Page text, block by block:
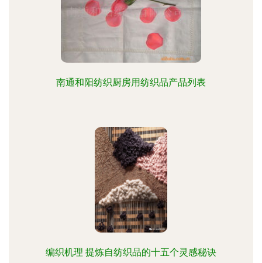
南通和阳纺织厨房用纺织品产品列表
编织机理 提炼自纺织品的十五个灵感秘诀